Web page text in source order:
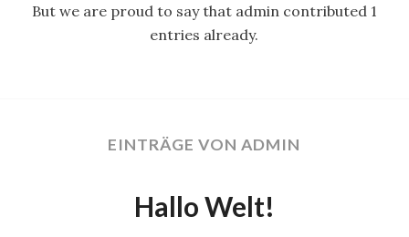
But we are proud to say that admin contributed 1
entries already.
EINTRÄGE VON ADMIN
Hallo Welt!